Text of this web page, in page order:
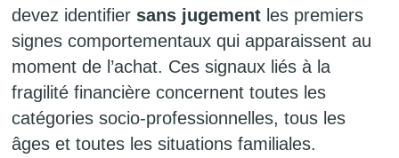
devez identifier sans jugement les premiers
signes comportementaux qui apparaissent au
moment de l’achat. Ces signaux liés à la
fragilité financière concernent toutes les
catégories socio-professionnelles, tous les
âges et toutes les situations familiales.